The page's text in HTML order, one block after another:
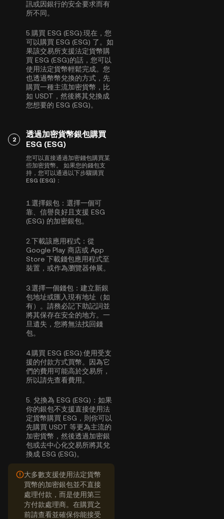
訊或因銀行的安全要求而有
所不同。
5. 購買 ESG (ESG):現在，您
可以購買 ESG (ESG) 了。如
果該交易所支援法定貨幣購
買 ESG (ESG)的話，您可以
使用法定貨幣輕鬆完成。您
也透過幣幣兌換的方式，先
購買一種主流加密貨幣，比
如 USDT ，然後將其兌換成
您想要的 ESG (ESG)。
2
透過加密貨幣銀包購買
ESG (ESG)
您可以直接通過加密錢包購買某
些加密貨幣。 如果您的錢包支
持，您可以通過以下步驟購買
ESG (ESG)：
1. 選擇銀包： 選擇一個可
靠、信譽良好且支援 ESG
(ESG) 的加密銀包。
2. 下載該應用程式： 從
Google Play 商店或 App
Store 下載錢包應用程式至
裝置，或作為瀏覽器伸展。
3.選擇一個錢包： 建立新銀
包地址或匯入現有地址（如
有）。請務必記下助記詞並
將其保存在安全的地方。一
旦遺失，您將無法找回錢
包。
4.購買 ESG (ESG):使用受支
援的付款方式買幣。因為它
們的費用可能高於交易所，
所以請先查看費用。
5. 兌換為 ESG (ESG)： 如果
你的銀包不支援直接使用法
定貨幣購買 ESG，則你可以
先購買 USDT 等更為主流的
加密貨幣，然後透過加密銀
包或去中心化交易所將其兌
換成 ESG (ESG)。
大多數支援使用法定貨幣
買幣的加密銀包並不直接
處理付款，而是使用第三
方付款處理商。在購買之
前請查看並確保你能接受